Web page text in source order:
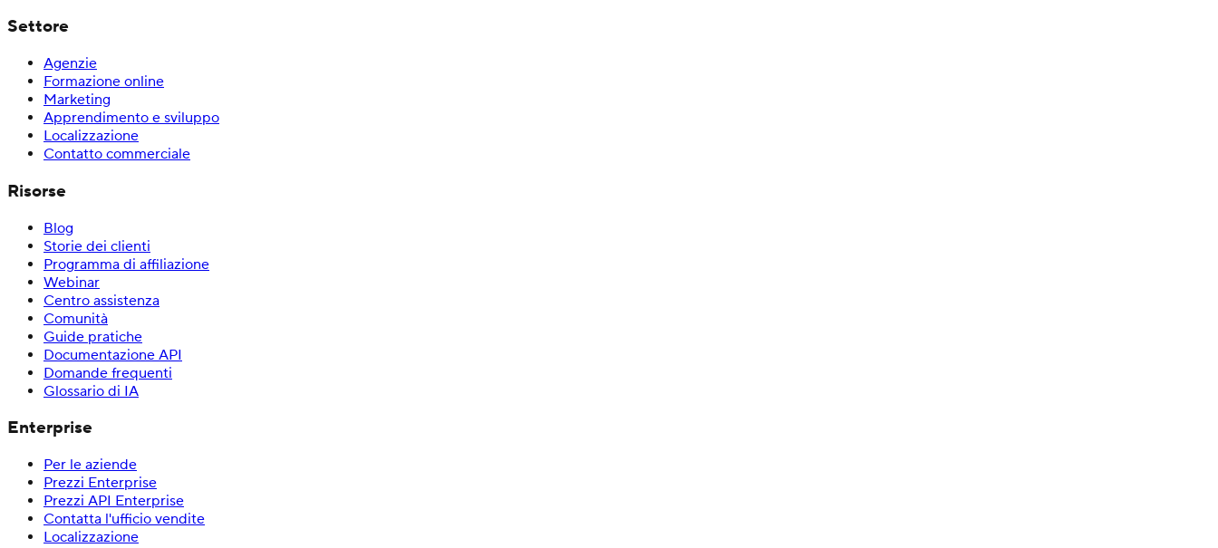
Settore
Agenzie
Formazione online
Marketing
Apprendimento e sviluppo
Localizzazione
Contatto commerciale
Risorse
Blog
Storie dei clienti
Programma di affiliazione
Webinar
Centro assistenza
Comunità
Guide pratiche
Documentazione API
Domande frequenti
Glossario di IA
Enterprise
Per le aziende
Prezzi Enterprise
Prezzi API Enterprise
Contatta l'ufficio vendite
Localizzazione